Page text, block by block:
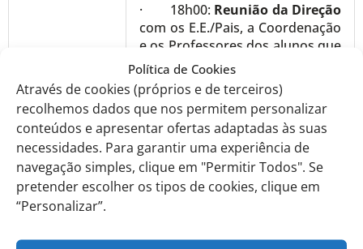
Política de Cookies
Através de cookies (próprios e de terceiros)
recolhemos dados que nos permitem personalizar
conteúdos e apresentar ofertas adaptadas às suas
necessidades. Para garantir uma experiência de
navegação simples, clique em "Permitir Todos". Se
pretender escolher os tipos de cookies, clique em
“Personalizar”.
· 18h00: Reunião da Direção
com os E.E./Pais, a Coordenação
e os Professores dos alunos que
irão frequentar o
Ciclos do Ensino Básico e o
Ensino Secundário – Auditório.
12 de
setembro de
2024
·Receção dos alunos do 2.º
e 3.º Ciclos do Ensino Básico e
Ensino Secundário;